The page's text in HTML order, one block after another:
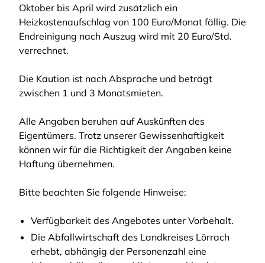
Oktober bis April wird zusätzlich ein
Heizkostenaufschlag von 100 Euro/Monat fällig. Die
Endreinigung nach Auszug wird mit 20 Euro/Std.
verrechnet.
Die Kaution ist nach Absprache und beträgt
zwischen 1 und 3 Monatsmieten.
Alle Angaben beruhen auf Auskünften des
Eigentümers. Trotz unserer Gewissenhaftigkeit
können wir für die Richtigkeit der Angaben keine
Haftung übernehmen.
Bitte beachten Sie folgende Hinweise:
Verfügbarkeit des Angebotes unter Vorbehalt.
Die Abfallwirtschaft des Landkreises Lörrach
erhebt, abhängig der Personenzahl eine